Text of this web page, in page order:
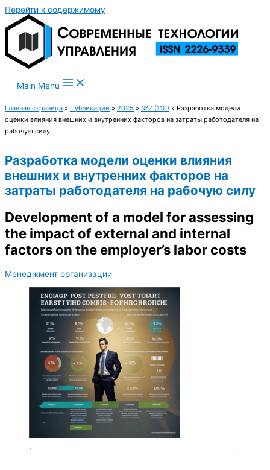
Перейти к содержимому
Main Menu
Главная страница » Публикации » 2025 » №2 (110) » Разработка модели
оценки влияния внешних и внутренних факторов на затраты работодателя на
рабочую силу
Разработка модели оценки влияния
внешних и внутренних факторов на
затраты работодателя на рабочую силу
Development of a model for assessing
the impact of external and internal
factors on the employer’s labor costs
Менеджмент организации